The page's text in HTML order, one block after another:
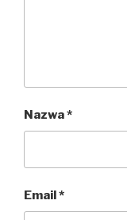
Nazwa*
Email*